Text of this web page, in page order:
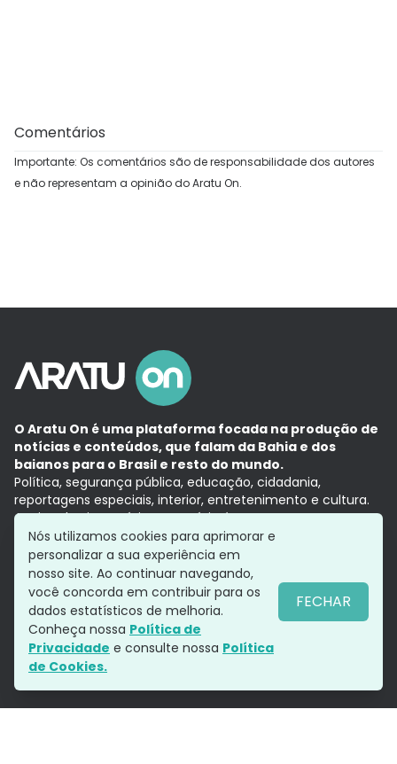
Comentários
Importante: Os comentários são de responsabilidade dos autores
e não representam a opinião do Aratu On.
O Aratu On é uma plataforma focada na produção de
notícias e conteúdos, que falam da Bahia e dos
baianos para o Brasil e resto do mundo.
Política, segurança pública, educação, cidadania,
reportagens especiais, interior, entretenimento e cultura.
Aqui, tudo vira notícia e a notícia é no tempo presente,
com a credibilidade do Grupo Aratu.
Grupo Aratu
Política de privacidade
Siga-nos
Nós utilizamos cookies para aprimorar e
personalizar a sua experiência em
nosso site. Ao continuar navegando,
você concorda em contribuir para os
dados estatísticos de melhoria.
Conheça nossa Política de
Privacidade e consulte nossa Política
de Cookies.
FECHAR